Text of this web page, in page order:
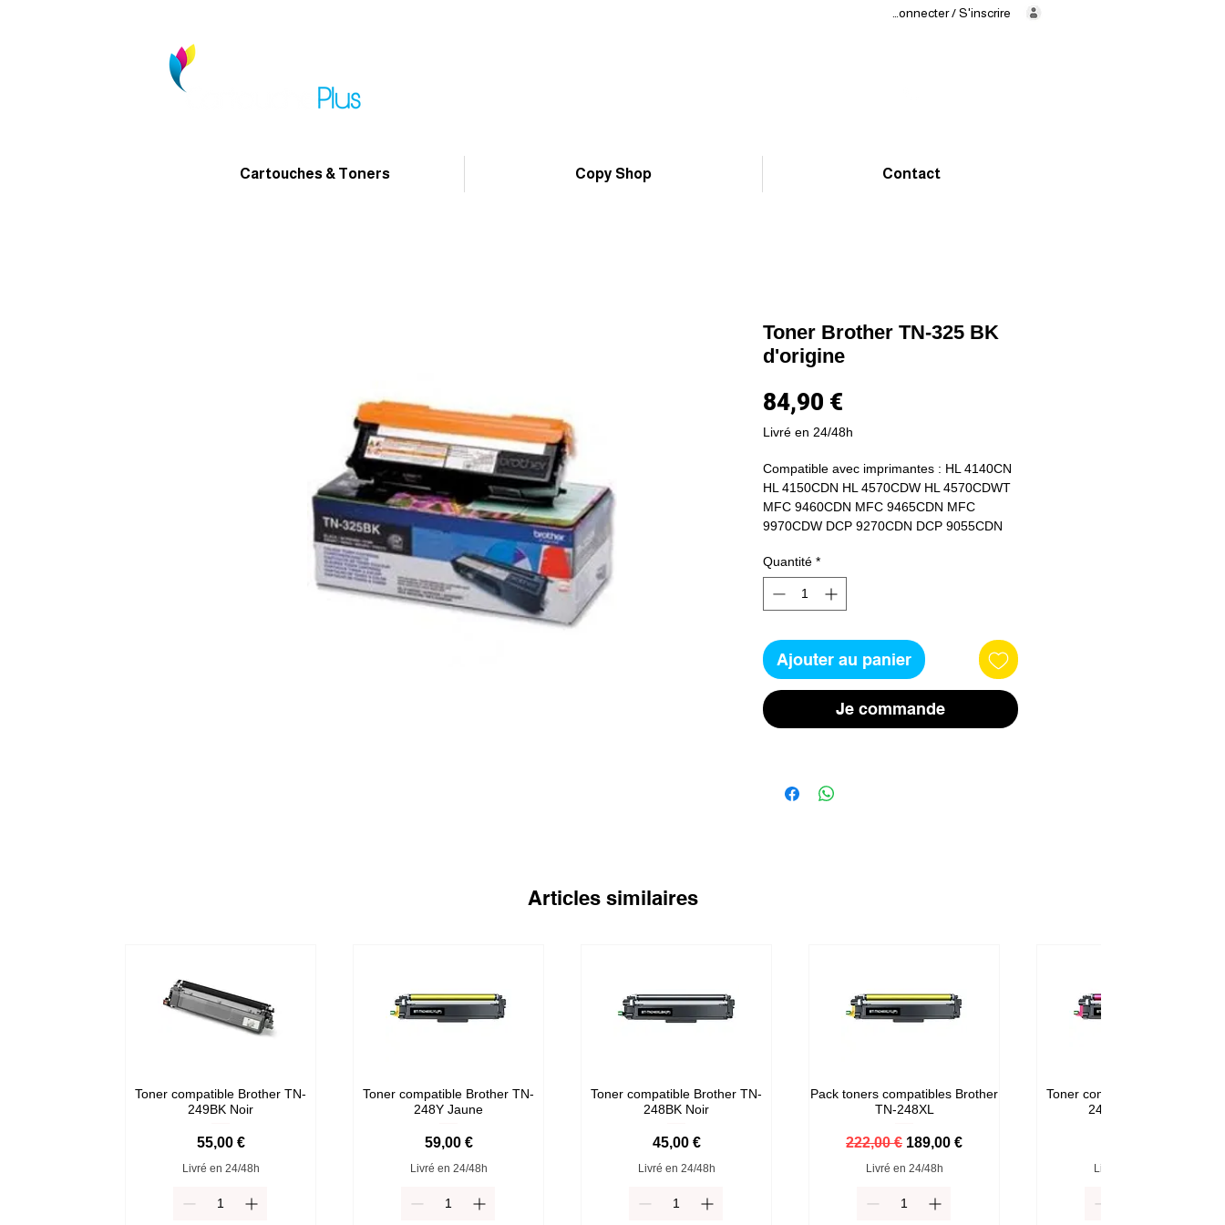
Se connecter / S'inscrire
Cartouches & Toners Copy Shop Contact
Toner Brother TN-325 BK
d'origine
84,90 €Prix
Livré en 24/48h
Compatible avec imprimantes : HL 4140CN
HL 4150CDN HL 4570CDW HL 4570CDWT
MFC 9460CDN MFC 9465CDN MFC
9970CDW DCP 9270CDN DCP 9055CDN
Quantité *
Ajouter au panier
Je commande
Articles similaires
Toner compatible Brother TN-
249BK Noir
Prix
55,00 €
Livré en 24/48h
Toner compatible Brother TN-
248Y Jaune
Prix
59,00 €
Livré en 24/48h
Toner compatible Brother TN-
248BK Noir
Prix
45,00 €
Livré en 24/48h
Pack toners compatibles Brother
TN-248XL
Prix original
222,00 € Prix promotionnel
189,00 €
Livré en 24/48h
Toner compatible Brother TN-
248M Magenta
Livré en 24/48h